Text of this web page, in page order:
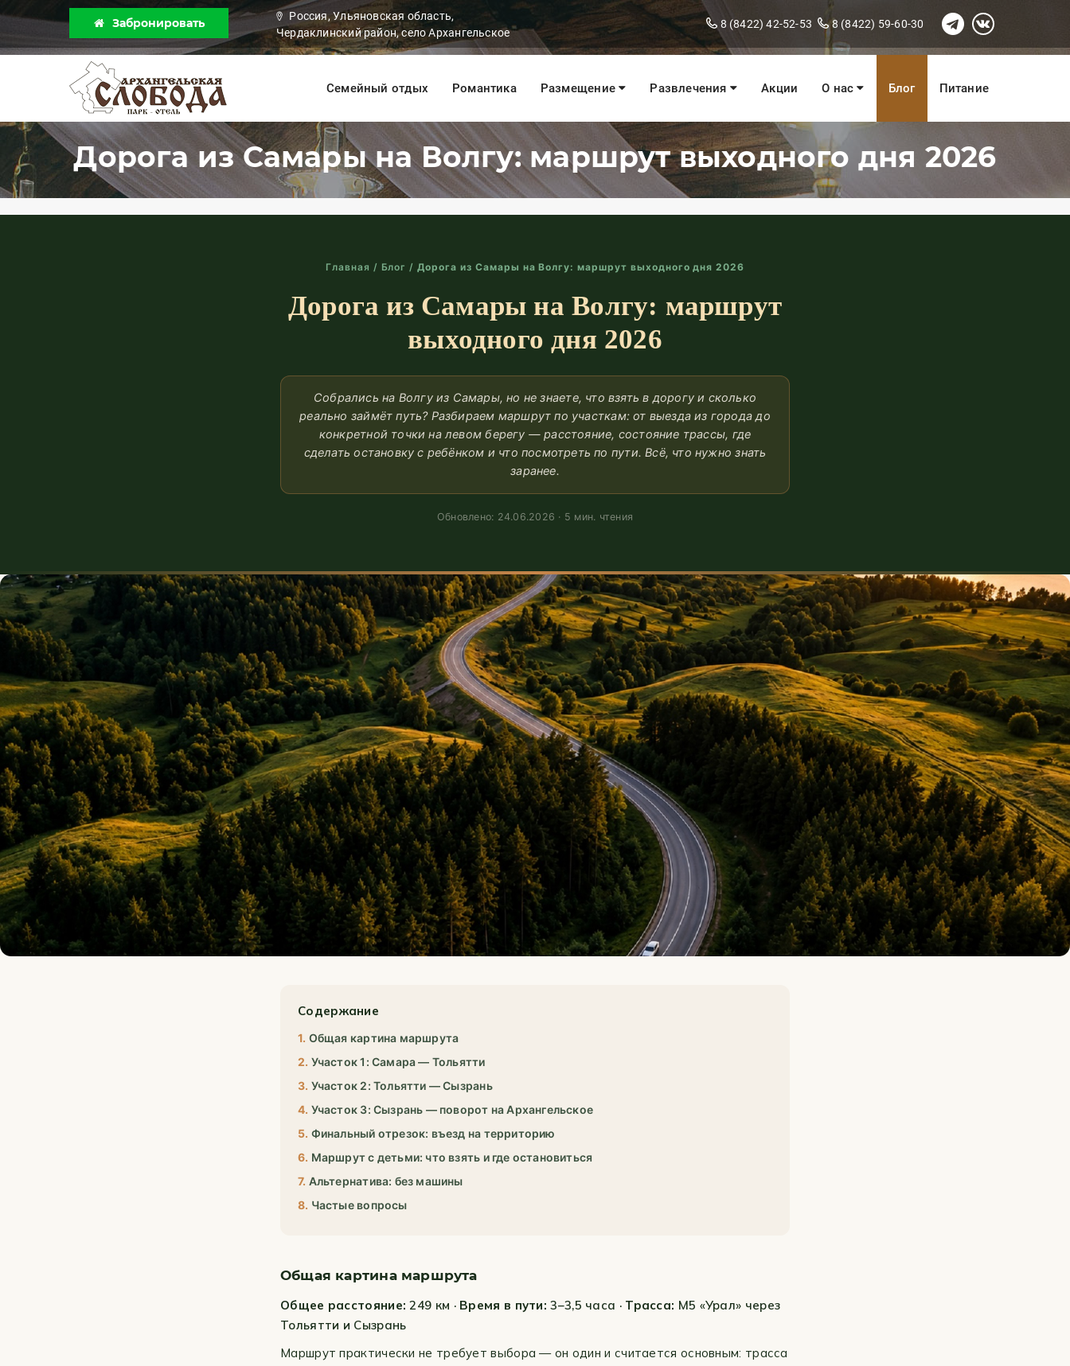
Забронировать
Россия, Ульяновская область,
Чердаклинский район, село Архангельское
8 (8422) 42-52-53 8 (8422) 59-60-30
Семейный отдых Романтика Размещение Развлечения Акции О нас Блог Питание
Дорога из Самары на Волгу: маршрут выходного дня 2026
Главная / Блог /Дорога из Самары на Волгу: маршрут выходного дня 2026
Дорога из Самары на Волгу: маршрут
выходного дня 2026
Собрались на Волгу из Самары, но не знаете, что взять в дорогу и сколько
реально займёт путь? Разбираем маршрут по участкам: от выезда из города до
конкретной точки на левом берегу — расстояние, состояние трассы, где
сделать остановку с ребёнком и что посмотреть по пути. Всё, что нужно знать
заранее.
Обновлено: 24.06.2026 · 5 мин. чтения
Содержание
Общая картина маршрута
Участок 1: Самара — Тольятти
Участок 2: Тольятти — Сызрань
Участок 3: Сызрань — поворот на Архангельское
Финальный отрезок: въезд на территорию
Маршрут с детьми: что взять и где остановиться
Альтернатива: без машины
Частые вопросы
Общая картина маршрута
Общее расстояние: 249 км · Время в пути: 3–3,5 часа · Трасса: М5 «Урал» через
Тольятти и Сызрань
Маршрут практически не требует выбора — он один и считается основным: трасса